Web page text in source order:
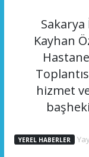
Sakarya
Kayhan
hizmet
YEREL HABERLER